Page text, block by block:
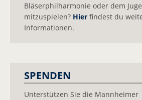
Bläserphilharmonie oder dem
mitzuspielen? Hier findest du
Informationen.
SPENDEN
Unterstützen Sie die Mannheimer